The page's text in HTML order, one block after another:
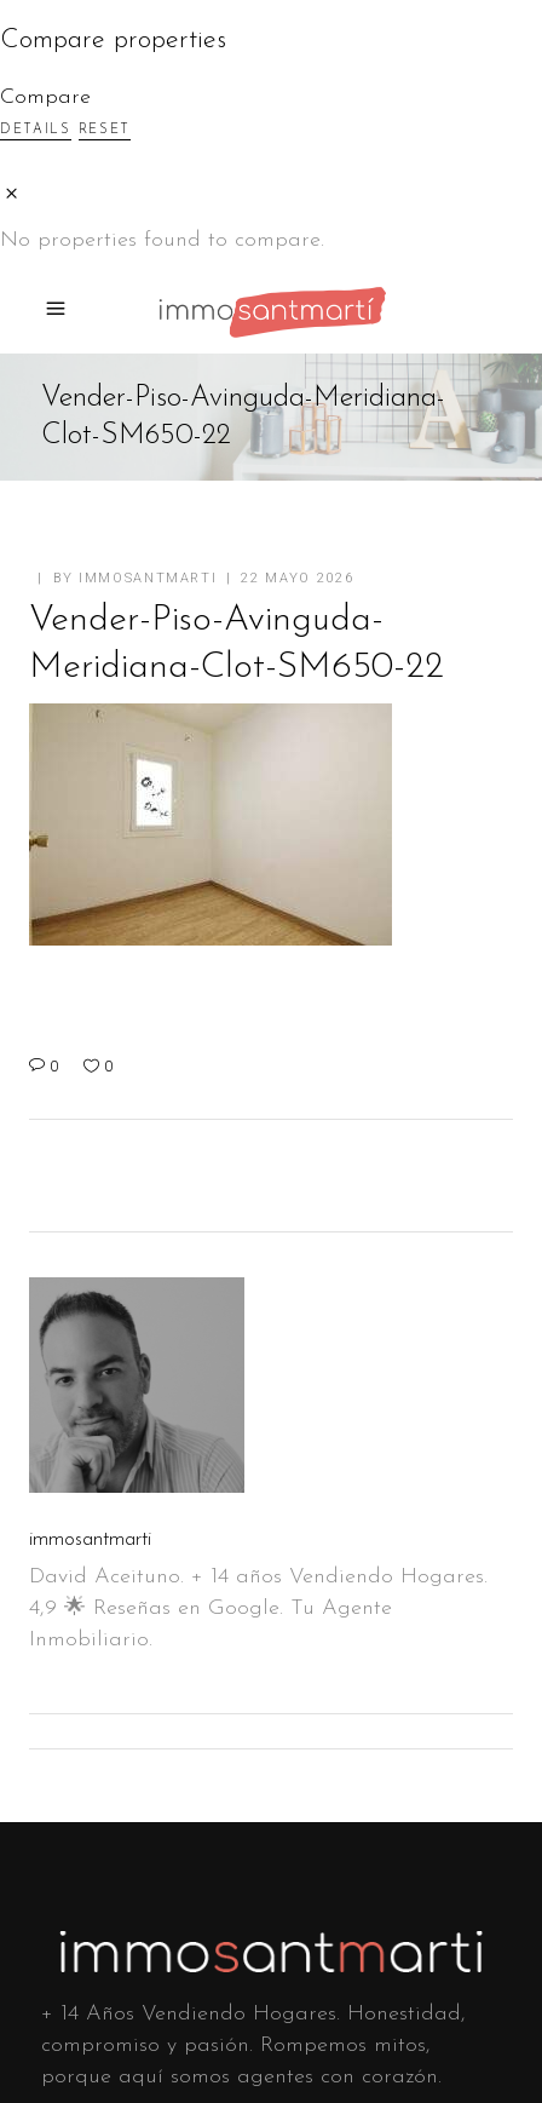
Compare properties
Compare
DETAILS RESET
No properties found to compare.
Vender-Piso-Avinguda-Meridiana-
Clot-SM650-22
BY IMMOSANTMARTI 22 MAYO 2026
Vender-Piso-Avinguda-
Meridiana-Clot-SM650-22
0 0
immosantmarti
David Aceituno. + 14 años Vendiendo Hogares.
4,9 🌟 Reseñas en Google. Tu Agente
Inmobiliario.
+ 14 Años Vendiendo Hogares. Honestidad,
compromiso y pasión. Rompemos mitos,
porque aquí somos agentes con corazón.